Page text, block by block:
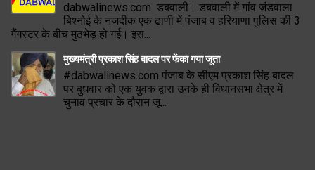
dabwalinews.com डबवाली। डबवाली में गांव जंडवाला
बिश्नोई के नजदीक एक ढाणी में पंजाब व हरियाणा पुलिस की 3
गैंगस्टर के बीच मुठभेड़ हो गई। इस...
मुख्यमंत्री प्रकाश सिंह बादल पर फेंका गया जूता
#dabwalinews.com पंजाब के सीएम प्रकाश सिंह बादल
पर बुधवार को एक युवक द्वारा उनके ही विधानसभा क्षेत्र में
चुनाव प्रचार के दौरान जू...